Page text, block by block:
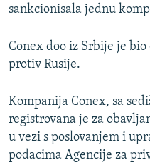
sankcionisala jednu
Conex doo iz Srbije je bio
protiv Rusije.
Kompanija Conex, sa
registrovana je za
u vezi s poslovanjem i
podacima Agencije za